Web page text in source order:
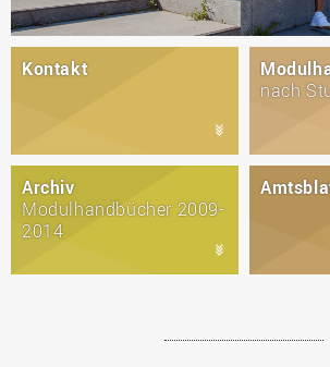
Kontakt
nach
Archiv
Modulhandbücher 2009-
2014